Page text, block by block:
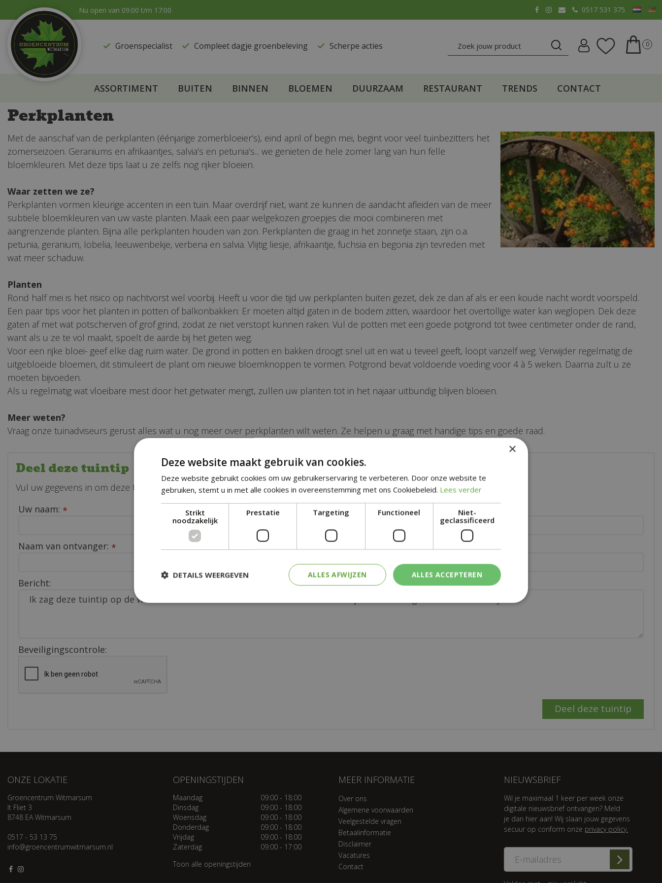
naar
content
Nu open van 09:00 t/m 17:00 0517 531 375
Groenspecialist ​Compleet dagje groenbeleving ​Scherpe acties
ASSORTIMENT BUITEN BINNEN BLOEMEN DUURZAAM RESTAURANT TRENDS CONTACT
Perkplanten
Met de aanschaf van de perkplanten (éénjarige zomerbloeier’s), eind april of begin mei, begint voor veel tuinbezitters het
zomerseizoen. Geraniums en afrikaantjes, salvia’s en petunia’s... we genieten de hele zomer lang van hun felle
bloemkleuren. Met deze tips laat u ze zelfs nog rijker bloeien.
Waar zetten we ze?
Perkplanten vormen kleurige accenten in een tuin. Maar overdrijf niet, want ze kunnen de aandacht afleiden van de meer
subtiele bloemkleuren van uw vaste planten. Maak een paar welgekozen groepjes die mooi combineren met
aangrenzende planten. Bijna alle perkplanten houden van zon. Perkplanten die graag in het zonnetje staan, zijn o.a.
petunia, geranium, lobelia, leeuwenbekje, verbena en salvia. Vlijtig liesje, afrikaantje, fuchsia en begonia zijn tevreden met
wat meer schaduw.
Planten
Rond half mei is het risico op nachtvorst wel voorbij. Heeft u voor die tijd uw perkplanten buiten gezet, dek ze dan af als er een koude nacht wordt voorspeld.
Een paar tips voor het planten in potten of balkonbakken: Er moeten altijd gaten in de bodem zitten, waardoor het overtollige water kan weglopen. Dek deze
gaten af met wat potscherven of grof grind, zodat ze niet verstopt kunnen raken. Vul de potten met een goede potgrond tot twee centimeter onder de rand,
want als u ze te vol maakt, spoelt de aarde bij het gieten weg.
Voor een rijke bloei- geef elke dag ruim water. De grond in potten en bakken droogt snel uit en wat u teveel geeft, loopt vanzelf weg. Verwijder regelmatig de
uitgebloeide bloemen, dit stimuleert de plant om nieuwe bloemknoppen te vormen. Potgrond bevat voldoende voeding voor 4 à 5 weken. Daarna zult u ze
moeten bijvoeden.
Als u regelmatig wat vloeibare mest door het gietwater mengt, zullen uw planten tot in het najaar uitbundig blijven bloeien.
Meer weten?
Vraag onze tuinadviseurs gerust alles wat u nog meer over perkplanten wilt weten. Ze helpen u graag met handige tips en goede raad.
Deel deze tuintip
Vul uw gegevens in om deze tuintip te delen met een vriend.
Uw naam: * Uw e-mailadres:*
Naam van ontvanger: * E-mailadres van ontvanger: *
Bericht:
Beveiligingscontrole:
ONZE LOKATIE
Groencentrum Witmarsum
It Fliet 3
8748 EA Witmarsum
0517 - 53 13 75
info@groencentrumwitmarsum.nl
OPENINGSTIJDEN
Maandag
09:00 - 18:00
Dinsdag
09:00 - 18:00
Woensdag
09:00 - 18:00
Donderdag
09:00 - 18:00
Vrijdag
09:00 - 18:00
Zaterdag
09:00 - 17:00
Toon alle openingstijden
MEER INFORMATIE
Over ons
Algemene voorwaarden
Veelgestelde vragen
Betaalinformatie
Disclaimer
Vacatures
Contact
NIEUWSBRIEF
Wil je maximaal 1 keer per week onze
digitale nieuwsbrief ontvangen? Meld
je dan hier aan! Wij slaan jouw gegevens
secuur op conform onze privacy policy.
×
Deze website maakt gebruik van cookies.
Deze website gebruikt cookies om uw gebruikerservaring te verbeteren. Door onze website te
gebruiken, stemt u in met alle cookies in overeenstemming met ons Cookiebeleid. Lees verder
Strikt
noodzakelijk
Prestatie Targeting Functioneel
Niet-
geclassificeerd
ALLES ACCEPTEREN
ALLES AFWIJZEN
DETAILS WEERGEVEN